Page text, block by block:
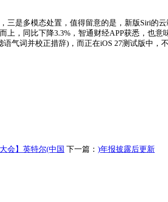
是多模态处置，值得留意的是，新版Siri的云
上，同比下降3.3%，智通财经APP获悉，也
语气词并校正措辞)，而正在iOS 27测试版中，
会】英特尔(中国 下一篇： )年报披露后更新